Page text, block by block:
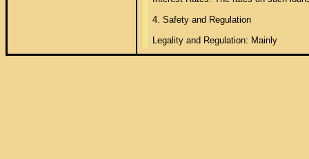
4. Safety and Regulation
Legality and Regulation: Mainly